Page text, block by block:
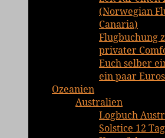
(Norwegian
Canaria)
Flugbuchung
privater
Euch selber
ein paar
Ozeanien
Australien
Logbuch
Solstice 12